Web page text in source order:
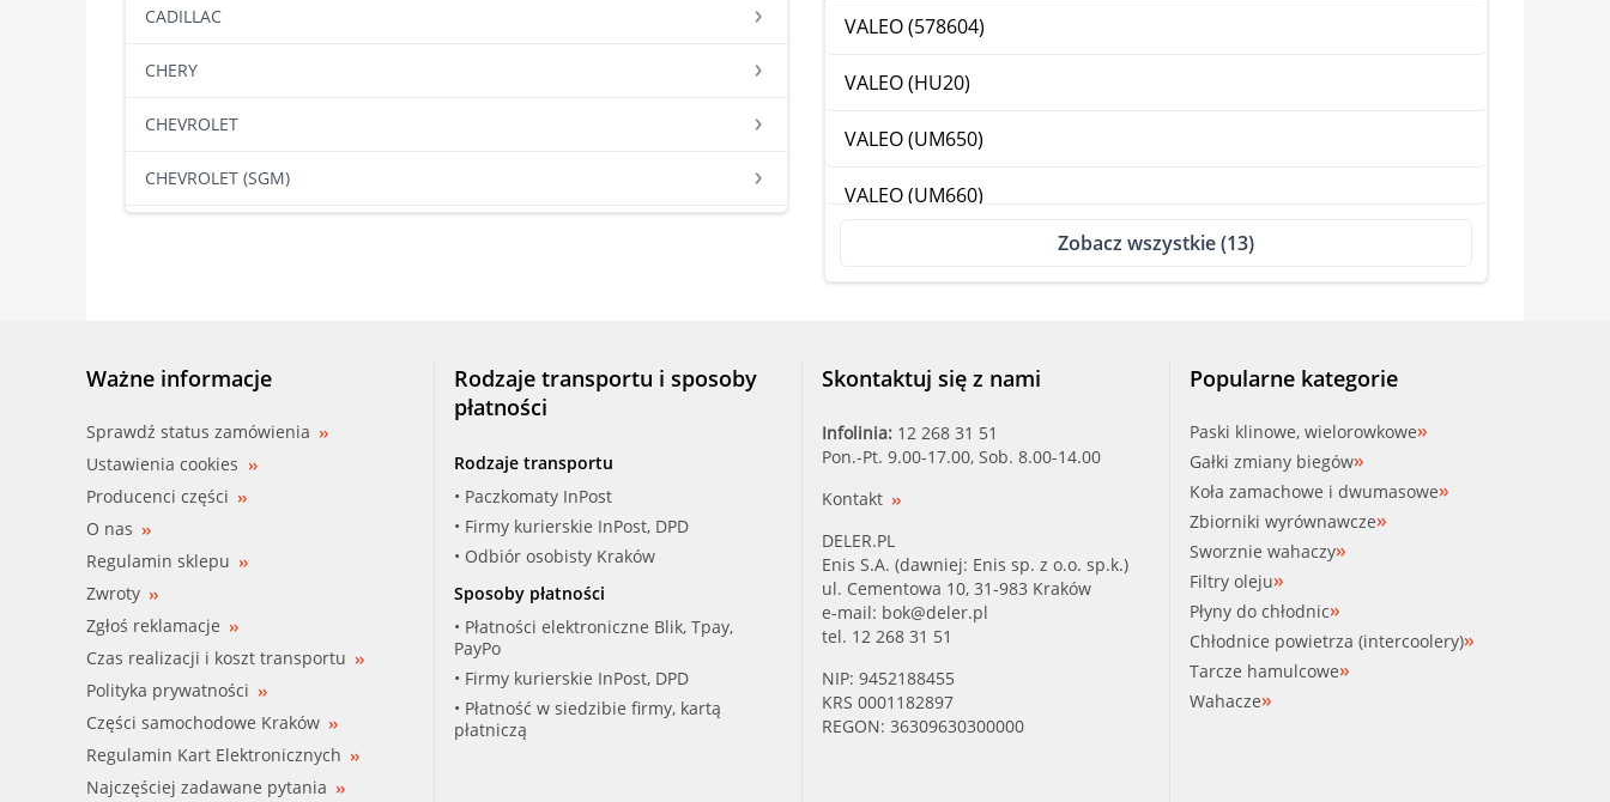
CADILLAC
CHERY
CHEVROLET
CHEVROLET (SGM)
DAEWOO
DODGE
ENGLON
FIAT
FORD
FORD ASIA / OCEANIA
VALEO (578604)
VALEO (HU20)
VALEO (UM650)
VALEO (UM660)
Zobacz wszystkie (13)
Ważne informacje
Sprawdź status zamówienia
Ustawienia cookies
Producenci części
O nas
Regulamin sklepu
Zwroty
Zgłoś reklamacje
Czas realizacji i koszt transportu
Polityka prywatności
Części samochodowe Kraków
Regulamin Kart Elektronicznych
Najczęściej zadawane pytania
Rodzaje transportu i sposoby
płatności
Rodzaje transportu
• Paczkomaty InPost
• Firmy kurierskie InPost, DPD
• Odbiór osobisty Kraków
Sposoby płatności
• Płatności elektroniczne Blik, Tpay,
PayPo
• Firmy kurierskie InPost, DPD
• Płatność w siedzibie firmy, kartą
płatniczą
Skontaktuj się z nami
Infolinia: 12 268 31 51
Pon.-Pt. 9.00-17.00, Sob. 8.00-14.00
Kontakt
DELER.PL
Enis S.A. (dawniej: Enis sp. z o.o. sp.k.)
ul. Cementowa 10, 31-983 Kraków
e-mail: bok@deler.pl
tel. 12 268 31 51
NIP: 9452188455
KRS 0001182897
REGON: 36309630300000
Popularne kategorie
Paski klinowe, wielorowkowe
Gałki zmiany biegów
Koła zamachowe i dwumasowe
Zbiorniki wyrównawcze
Sworznie wahaczy
Filtry oleju
Płyny do chłodnic
Chłodnice powietrza (intercoolery)
Tarcze hamulcowe
Wahacze